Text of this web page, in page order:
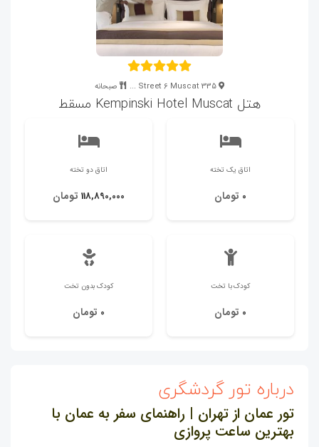
335 Street 6 Muscat ... صبحانه
هتل Kempinski Hotel Muscat مسقط
اتاق یک تخته
0 تومان
اتاق دو تخته
118,890,000 تومان
کودک با تخت
0 تومان
کودک بدون تخت
0 تومان
درباره تور گردشگری
تور عمان از تهران | راهنمای سفر به عمان با
بهترین ساعت پروازی